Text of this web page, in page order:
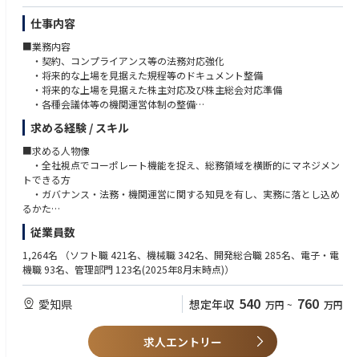
仕事内容
■業務内容
・契約、コンプライアンス等の法務対応強化
・将来的な上場を見据えた規程等のドキュメント整備
・将来的な上場を見据えた株主対応及び株主総会対応準備
・各種会議体等の機関運営体制の整備
・その他、設備管理、庶務管理、文書管理等のマネジメント業務
求める経験 / スキル
■求める人物像
・全社視点でコーポレート機能を捉え、総務領域を横断的にマネジメン
トできる方
・ガバナンス・法務・機関運営に関する知見を有し、実務に落とし込め
るかた
・経営層・社外関係者(株主、監査法人、証券会社、弁護士等)との適切
な対応ができる方
・次世代の総務系部長として経営基盤を支ええる役割を担える方
■スキル
・上場企業またはIPO準備企業における総務・法務・株式実務経験
・株主総会・取締役会の事務局運営経験
・マネジメント経験(課長級以上、またはそれに準ずる立場)
従業員数
1,264名
（ソフト職 421名、機械職 342名、開発総合職 285名、電子・電
機職 93名、管理部門 123名(2025年8月末時点)）
愛知県 想定年収 540 万円 ~ 760 万円
求人エントリー